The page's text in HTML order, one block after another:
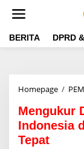
t
BERITA DPRD
Homepage /
Mengukur
Indonesia
Tepat